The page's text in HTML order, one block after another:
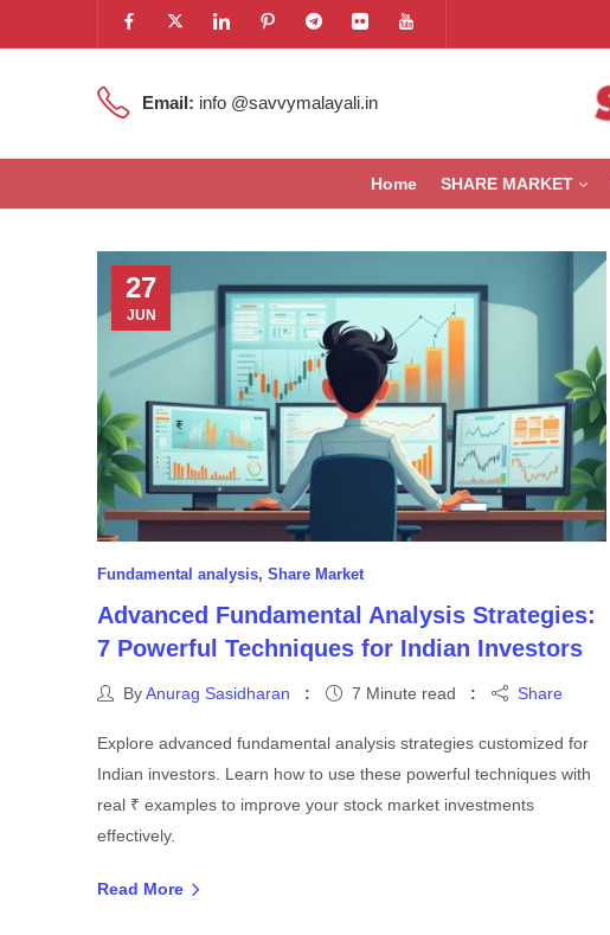
Email: info @savvymalayali.in
Home SHARE MARKET
27
JUN
Fundamental analysis, Share Market
Advanced Fundamental Analysis Strategies:
7 Powerful Techniques for Indian Investors
ByAnurag Sasidharan 7 Minute read Share
Explore advanced fundamental analysis strategies customized for
Indian investors. Learn how to use these powerful techniques with
real ₹ examples to improve your stock market investments
effectively.
Read More